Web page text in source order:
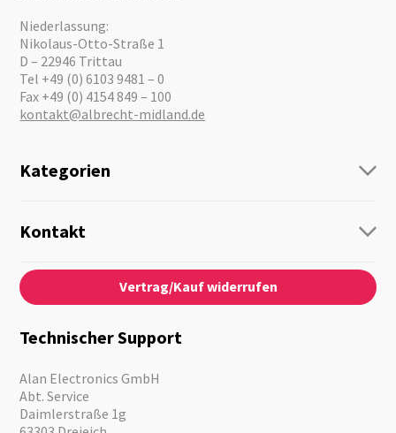
Niederlassung:
Nikolaus-Otto-Straße 1
D – 22946 Trittau
Tel +49 (0) 6103 9481 – 0
Fax +49 (0) 4154 849 – 100
kontakt@albrecht-midland.de
Kategorien
Personenführung
Audio
Notfallvorsorge
Motorrad
Angebote
Kontakt
Kontaktformular
Über Uns
News
Karriere
Kataloge
Vertrag/Kauf widerrufen
Technischer Support
Alan Electronics GmbH
Abt. Service
Daimlerstraße 1g